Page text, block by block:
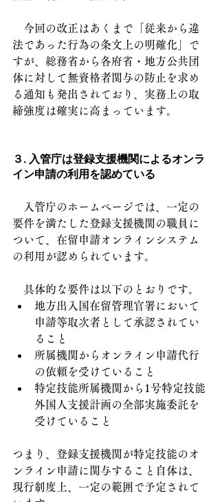
今回の改正はあくまで「従来から違
法であった行為の条文上の明確化」で
すが、総務省から各府省・地方公共団
体に対して無資格者関与の防止を求め
る通知も発出されており、実務上の取
締強度は確実に高まっています。
３. 入管庁は登録支援機関によるオンラ
イン申請の利用を認めている
入管庁のホームページでは、一定の
要件を満たした登録支援機関の職員に
ついて、在留申請オンラインシステム
の利用が認められています。
具体的な要件は以下のとおりです。
地方出入国在留管理官署において
申請等取次者として承認されてい
ること
所属機関からオンライン申請代行
の依頼を受けていること
特定技能所属機関から1号特定技能
外国人支援計画の全部実施委託を
受けていること
つまり、登録支援機関が特定技能のオ
ンライン申請に関与すること自体は、
現行制度上、一定の範囲で予定されて